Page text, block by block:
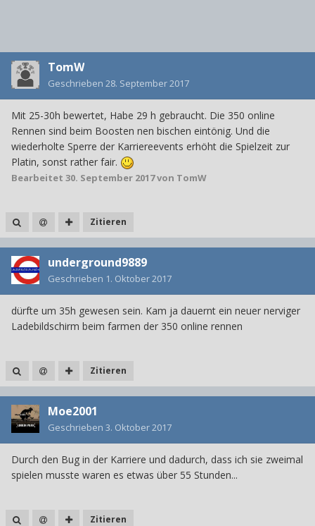
TomW
Geschrieben 28. September 2017
Mit 25-30h bewertet, Habe 29 h gebraucht. Die 350 online
Rennen sind beim Boosten nen bischen eintönig. Und die
wiederholte Sperre der Karriereevents erhöht die Spielzeit zur
Platin, sonst rather fair.
Bearbeitet 30. September 2017von TomW
Zitieren
underground9889
Geschrieben 1. Oktober 2017
dürfte um 35h gewesen sein. Kam ja dauernt ein neuer nerviger
Ladebildschirm beim farmen der 350 online rennen
Zitieren
Moe2001
Geschrieben 3. Oktober 2017
Durch den Bug in der Karriere und dadurch, dass ich sie zweimal
spielen musste waren es etwas über 55 Stunden...
Zitieren